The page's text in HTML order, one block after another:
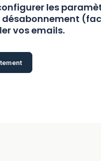
les
désabonnement
vos emails.